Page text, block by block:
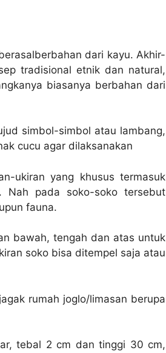
dari kayu. Akhir-
tradisional etnik dan natural,
biasanya berbahan dari
simbol-simbol atau lambang,
cucu agar dilaksanakan
ukiran yang khusus termasuk
Nah pada soko-soko tersebut
fauna.
bawah, tengah dan atas untuk
soko bisa ditempel saja atau
rumah joglo/limasan berupa
tebal 2 cm dan tinggi 30 cm,